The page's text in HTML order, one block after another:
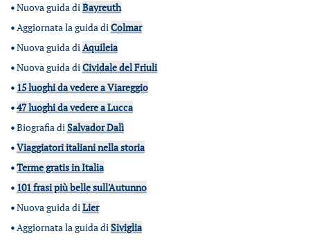
•Nuova guida diBayreuth
•Aggiornata la guida diColmar
•Nuova guida diAquileia
•Nuova guida diCividale del Friuli
• 15 luoghi da vedere a Viareggio
•47 luoghi da vedere a Lucca
•Biografia diSalvador Dalì
•Viaggiatori italiani nella storia
•Terme gratis in Italia
• 101 frasi più belle sull'Autunno
•Nuova guida diLier
•Aggiornata la guida diSiviglia